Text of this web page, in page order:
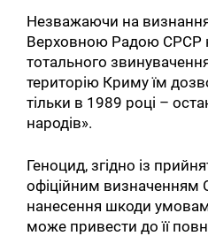
Незважаючи на
Верховною Радою СРСР
тотального
територію Криму їм
тільки в 1989 році –
народів».
Геноцид, згідно із
офіційним визначенням
нанесення шкоди
може привести до її